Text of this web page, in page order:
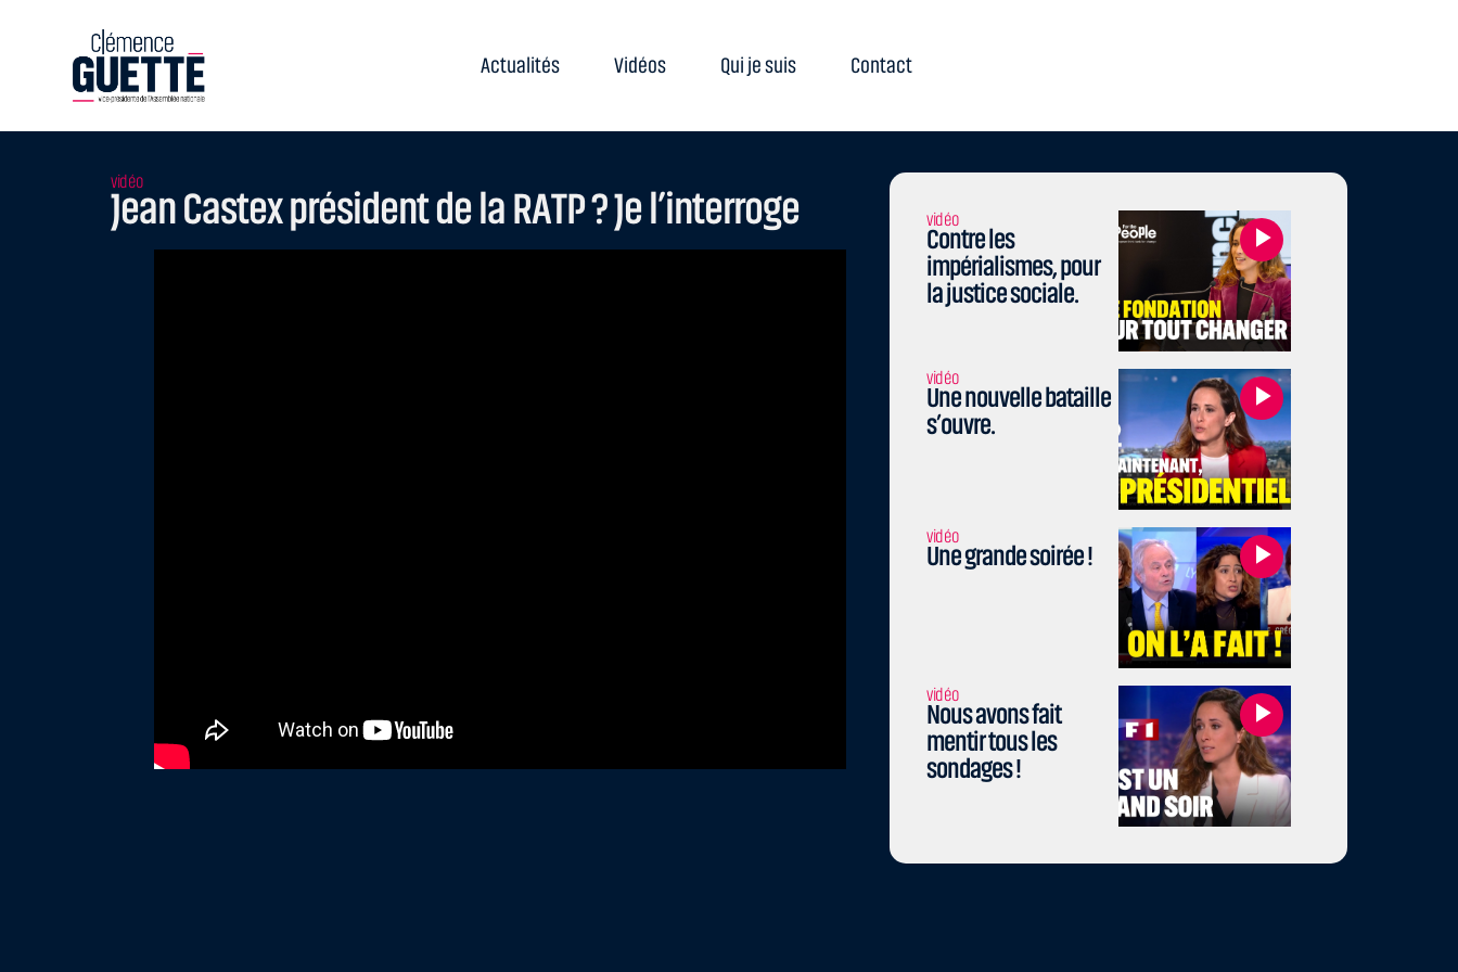
Actualités Vidéos Qui je suis Contact
vidéo
Jean Castex président de la RATP ? Je l’interroge vidéo
Contre les
impérialismes, pour
la justice sociale.
vidéo
Une nouvelle bataille
s’ouvre.
vidéo
Une grande soirée !
vidéo
Nous avons fait
mentir tous les
sondages !